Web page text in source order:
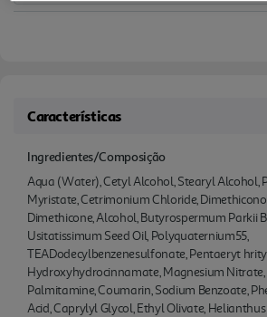
Características
Ingredientes/Composição
Aqua (Water), Cetyl Alcohol, Stearyl Alcohol,
Myristate, Cetrimonium Chloride,
Dimethicone, Alcohol, Butyrospermum Parkii
Usitatissimum Seed Oil, Polyquaternium55,
TEADodecylbenzenesulfonate, Pentaeryt
Hydroxyhydrocinnamate, Magnesium
Palmitamine, Coumarin, Sodium Benzoate,
Acid, Caprylyl Glycol, Ethyl Olivate,